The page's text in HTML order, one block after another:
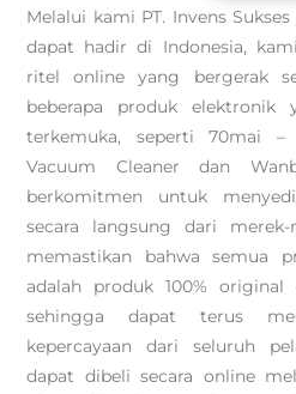
Melalui kami PT. Invens
dapat hadir di Indonesia,
ritel online yang bergerak
beberapa produk elektronik
terkemuka, seperti 70mai –
Vacuum Cleaner dan
berkomitmen untuk
secara langsung dari
memastikan bahwa semua
adalah produk 100% original
sehingga dapat terus
kepercayaan dari seluruh
dapat dibeli secara online